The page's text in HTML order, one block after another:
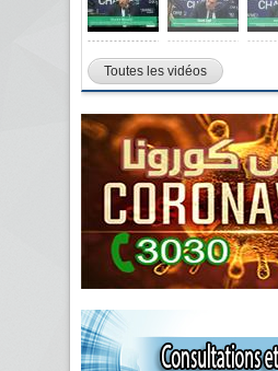
Toutes les vidéos